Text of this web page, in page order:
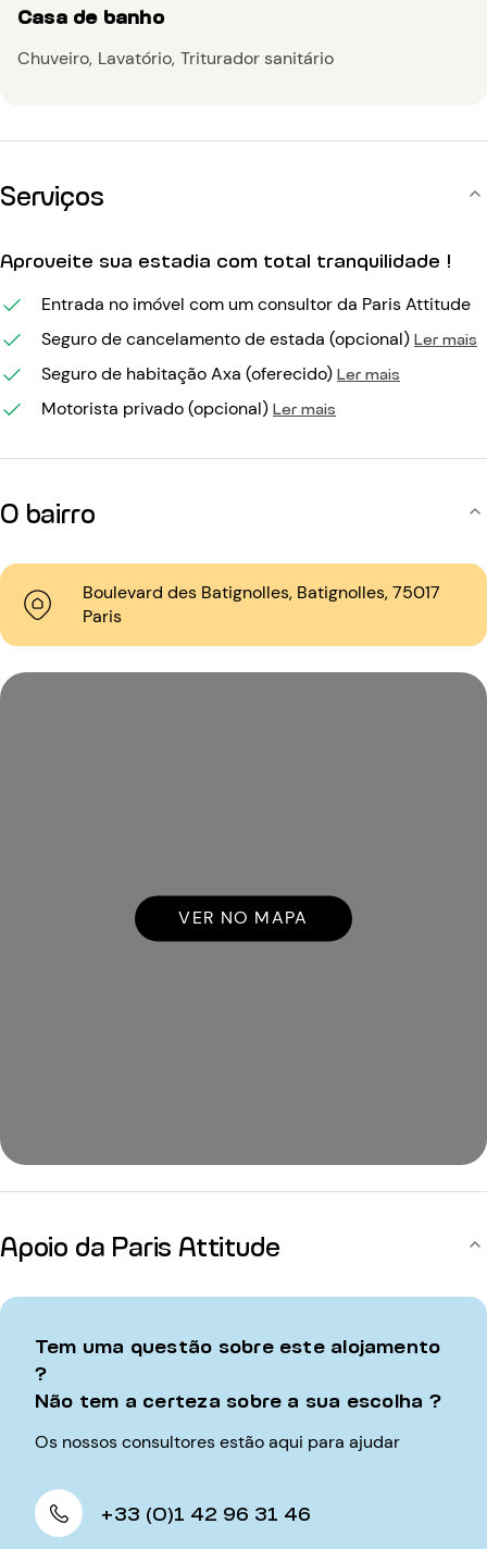
Casa de banho
Chuveiro Lavatório Triturador sanitário
Serviços
Aproveite sua estadia com total tranquilidade !
Entrada no imóvel com um consultor da Paris Attitude
Seguro de cancelamento de estada (opcional) Ler mais
Seguro de habitação Axa (oferecido) Ler mais
Motorista privado (opcional) Ler mais
O bairro
Boulevard des Batignolles, Batignolles, 75017
Paris
VER NO MAPA
Apoio da Paris Attitude
Tem uma questão sobre este alojamento
?
Não tem a certeza sobre a sua escolha ?
Os nossos consultores estão aqui para ajudar
+33 (0)1 42 96 31 46